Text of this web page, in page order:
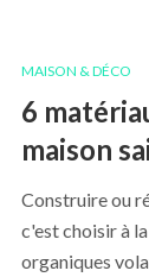
MAISON & DÉCO
6
maison
Construire ou
c'est choisir à
organiques